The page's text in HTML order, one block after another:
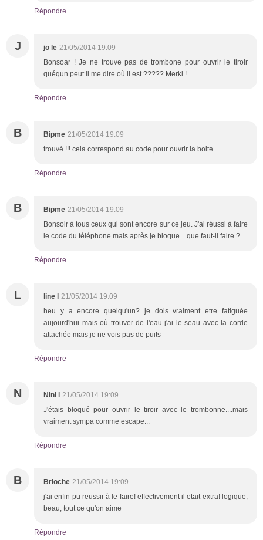
Répondre
J jo le 21/05/2014 19:09
Bonsoar ! Je ne trouve pas de trombone pour ouvrir le tiroir
quéqun peut il me dire où il est ????? Merki !
Répondre
B Bipme 21/05/2014 19:09
trouvé !!! cela correspond au code pour ouvrir la boite...
Répondre
B Bipme 21/05/2014 19:09
Bonsoir à tous ceux qui sont encore sur ce jeu. J'ai réussi à faire
le code du téléphone mais après je bloque... que faut-il faire ?
Répondre
L line l 21/05/2014 19:09
heu y a encore quelqu'un? je dois vraiment etre fatiguée
aujourd'hui mais où trouver de l'eau j'ai le seau avec la corde
attachée mais je ne vois pas de puits
Répondre
N Nini l 21/05/2014 19:09
J'étais bloqué pour ouvrir le tiroir avec le trombonne....mais
vraiment sympa comme escape...
Répondre
B Brioche 21/05/2014 19:09
j'ai enfin pu reussir à le faire! effectivement il etait extra! logique,
beau, tout ce qu'on aime
Répondre